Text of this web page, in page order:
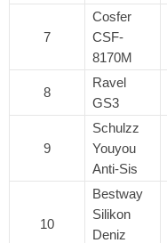
7
Cosfer
CSF-
8170M
8
Ravel
GS3
9
Schulzz
Youyou
Anti-Sis
10
Bestway
Silikon
Deniz